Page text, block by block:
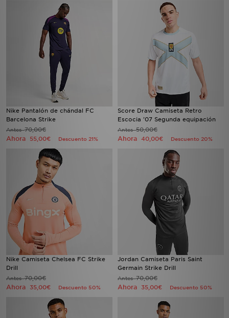
Nike Pantalón de chándal FC
Barcelona Strike
Antes70,00€
Ahora 55,00€ Descuento 21%
Score Draw Camiseta Retro
Escocia '07 Segunda equipación
Antes50,00€
Ahora 40,00€ Descuento 20%
Nike Camiseta Chelsea FC Strike
Drill
Antes70,00€
Ahora 35,00€ Descuento 50%
Jordan Camiseta Paris Saint
Germain Strike Drill
Antes70,00€
Ahora 35,00€ Descuento 50%